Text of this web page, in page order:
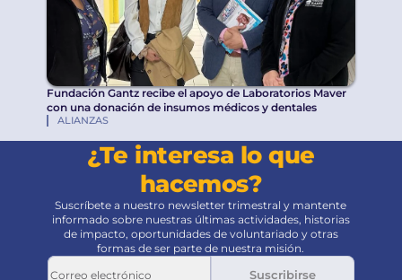
Fundación Gantz recibe el apoyo de Laboratorios Maver
con una donación de insumos médicos y dentales
ALIANZAS
¿Te interesa lo que
hacemos?
Suscríbete a nuestro newsletter trimestral y mantente
informado sobre nuestras últimas actividades, historias
de impacto, oportunidades de voluntariado y otras
formas de ser parte de nuestra misión.
Suscribirse